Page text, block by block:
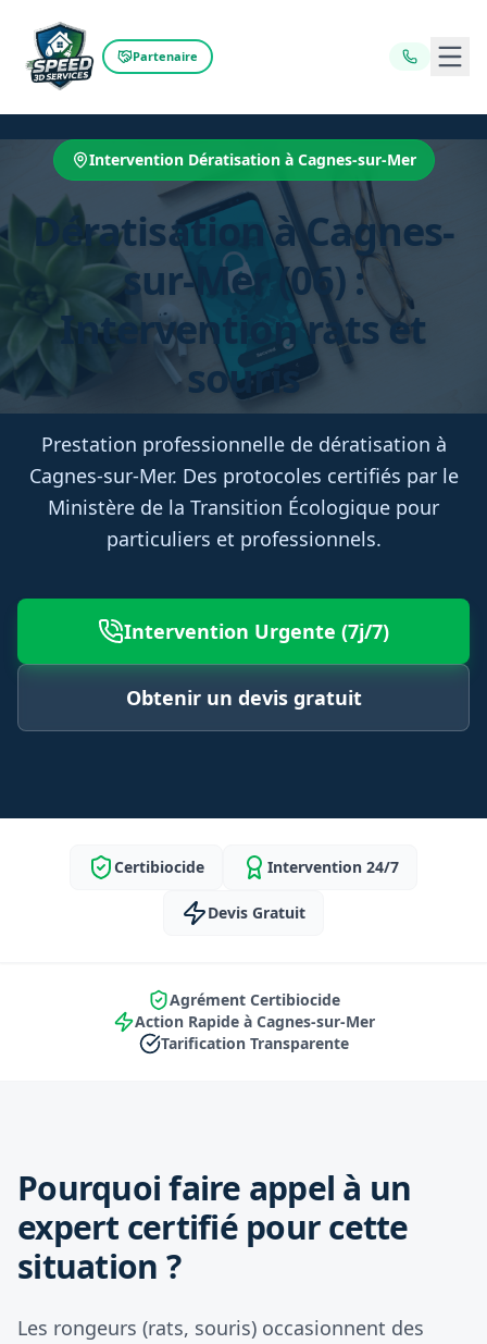
Partenaire
Intervention Dératisation à Cagnes-sur-Mer
Dératisation à Cagnes-
sur-Mer (06) :
Intervention rats et
souris
Prestation professionnelle de dératisation à
Cagnes-sur-Mer. Des protocoles certifiés par le
Ministère de la Transition Écologique pour
particuliers et professionnels.
Intervention Urgente (7j/7)
Obtenir un devis gratuit
Certibiocide Intervention 24/7
Devis Gratuit
Agrément Certibiocide
Action Rapide à Cagnes-sur-Mer
Tarification Transparente
Pourquoi faire appel à un
expert certifié pour cette
situation ?
Les rongeurs (rats, souris) occasionnent des